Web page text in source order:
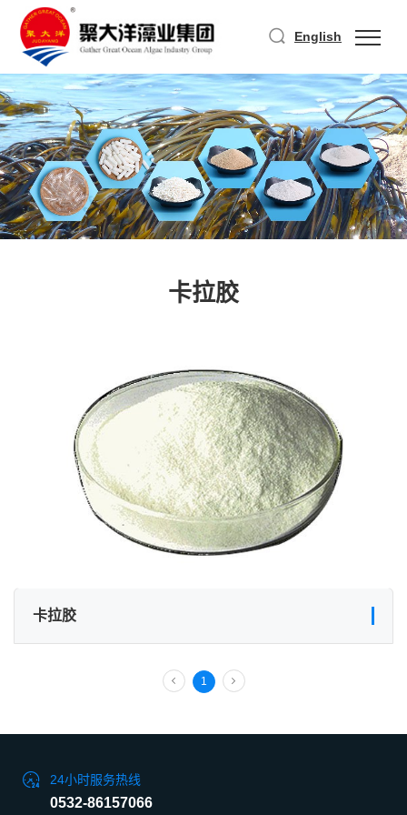
English
卡拉胶
卡拉胶
1
24小时服务热线
0532-86157066